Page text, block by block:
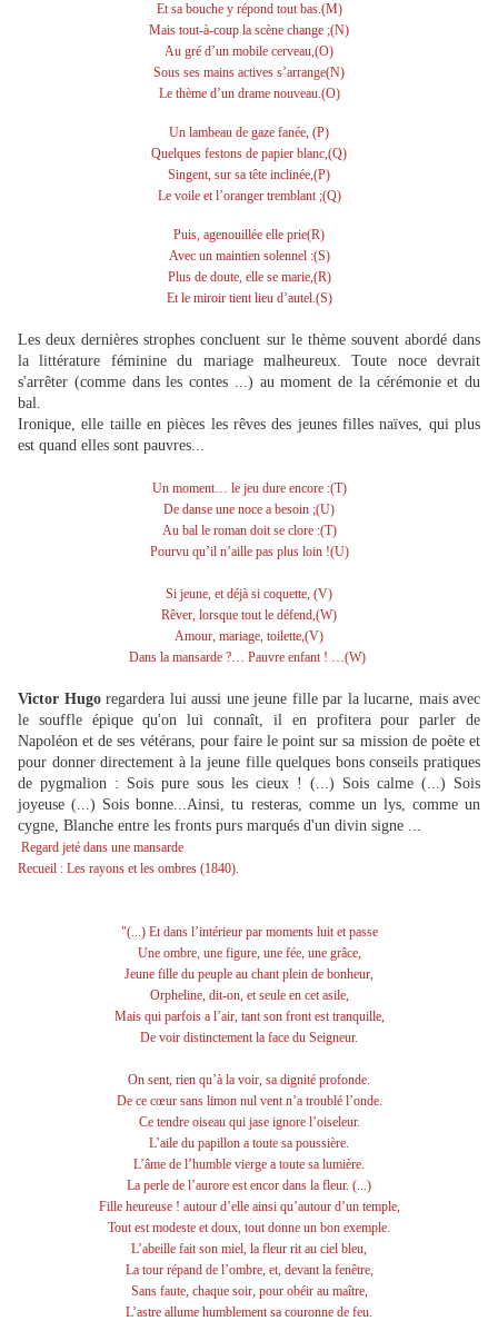
Et sa bouche y répond tout bas.(M)
Mais tout-à-coup la scène change ;(N)
Au gré d’un mobile cerveau,(O)
Sous ses mains actives s’arrange(N)
Le thème d’un drame nouveau.(O)
Un lambeau de gaze fanée, (P)
Quelques festons de papier blanc,(Q)
Singent, sur sa tête inclinée,(P)
Le voile et l’oranger tremblant ;(Q)
Puis, agenouillée elle prie(R)
Avec un maintien solennel :(S)
Plus de doute, elle se marie,(R)
Et le miroir tient lieu d’autel.(S)
Les deux dernières strophes concluent sur le thème souvent abordé dans
la littérature féminine du mariage malheureux. Toute noce devrait
s'arrêter (comme dans les contes ...) au moment de la cérémonie et du
bal.
Ironique, elle taille en pièces les rêves des jeunes filles naïves, qui plus
est quand elles sont pauvres...
Un moment… le jeu dure encore :(T)
De danse une noce a besoin ;(U)
Au bal le roman doit se clore :(T)
Pourvu qu’il n’aille pas plus loin !(U)
Si jeune, et déjà si coquette, (V)
Rêver, lorsque tout le défend,(W)
Amour, mariage, toilette,(V)
Dans la mansarde ?… Pauvre enfant ! …(W)
Victor Hugoregardera lui aussi une jeune fille par la lucarne, mais avec
le souffle épique qu'on lui connaît, il en profitera pour parler de
Napoléon et de ses vétérans, pour faire le point sur sa mission de poète et
pour donner directement à la jeune fille quelques bons conseils pratiques
de pygmalion : Sois pure sous les cieux ! (...) Sois calme (...) Sois
joyeuse (...) Sois bonne...Ainsi, tu resteras, comme un lys, comme un
cygne, Blanche entre les fronts purs marqués d'un divin signe ...
Regard jeté dans une mansarde
Recueil : Les rayons et les ombres (1840).
"(...) Et dans l’intérieur par moments luit et passe
Une ombre, une figure, une fée, une grâce,
Jeune fille du peuple au chant plein de bonheur,
Orpheline, dit-on, et seule en cet asile,
Mais qui parfois a l’air, tant son front est tranquille,
De voir distinctement la face du Seigneur.
On sent, rien qu’à la voir, sa dignité profonde.
De ce cœur sans limon nul vent n’a troublé l’onde.
Ce tendre oiseau qui jase ignore l’oiseleur.
L’aile du papillon a toute sa poussière.
L’âme de l’humble vierge a toute sa lumière.
La perle de l’aurore est encor dans la fleur. (...)
Fille heureuse ! autour d’elle ainsi qu’autour d’un temple,
Tout est modeste et doux, tout donne un bon exemple.
L’abeille fait son miel, la fleur rit au ciel bleu,
La tour répand de l’ombre, et, devant la fenêtre,
Sans faute, chaque soir, pour obéir au maître,
L’astre allume humblement sa couronne de feu.